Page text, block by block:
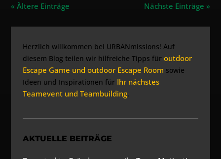
« Ältere Einträge Nächste Einträge »
Herzlich willkommen bei URBANmissions! Auf
diesem Blog teilen wir hilfreiche Tipps füroutdoor
Escape Game und outdoor Escape Room sowie
Ideen und Inspirationen für Ihr nächstes
Teamevent und Teambuilding.
AKTUELLE BEITRÄGE